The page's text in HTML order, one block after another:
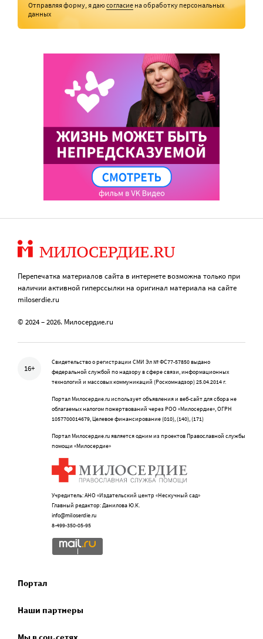
Отправляя форму, я даюсогласие на обработку персональных
данных
Перепечатка материалов сайта в интернете возможна только при
наличии активной гиперссылки на оригинал материала на сайте
miloserdie.ru
© 2024 – 2026. Милосердие.ru
16+
Свидетельство о регистрации СМИ Эл № ФС77-57850 выдано
федеральной службой по надзору в сфере связи, информационных
технологий и массовых коммуникаций (Роскомнадзор) 25.04.2014 г.
Портал Милосердие.ru использует объявления и веб-сайт для сбора не
облагаемых налогом пожертвований через РОО «Милосердие», ОГРН
1057700014679, Целевое финансирование (010), (140), (171)
Портал Милосердие.ru является одним из проектов Православной службы
помощи «Милосердие»
Учредитель: АНО «Издательский центр «Нескучный сад»
Главный редактор: Данилова Ю.К.
info@miloserdie.ru
8-499-350-05-95
Портал
Наши партнеры
Мы в соц.сетях